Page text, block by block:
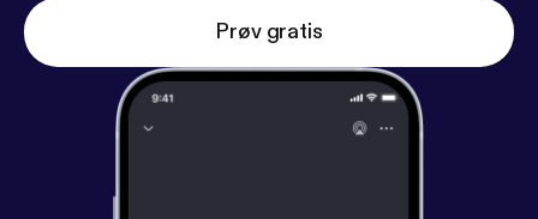
Prøv gratis